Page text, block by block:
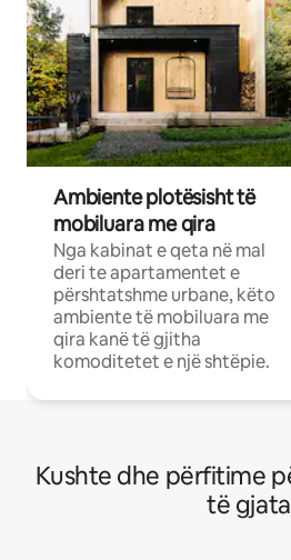
Ambiente plotësisht të
mobiluara me qira
Nga kabinat e qeta në mal
deri te apartamentet e
përshtatshme urbane, këto
ambiente të mobiluara me
qira kanë të gjitha
komoditetet e një shtëpie.
Kushte dhe përfitime
të gjata